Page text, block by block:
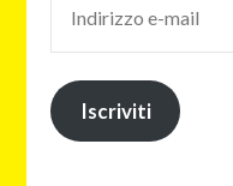
Iscriviti